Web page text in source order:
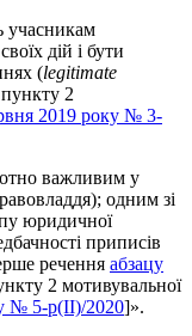
учасникам
дій і бути
(legitimate
2
2019 року № 3-
важливим у
одним зі
юридичної
приписів
речення абзацу
2 мотивувальної
№ 5-р(II)/2020]».